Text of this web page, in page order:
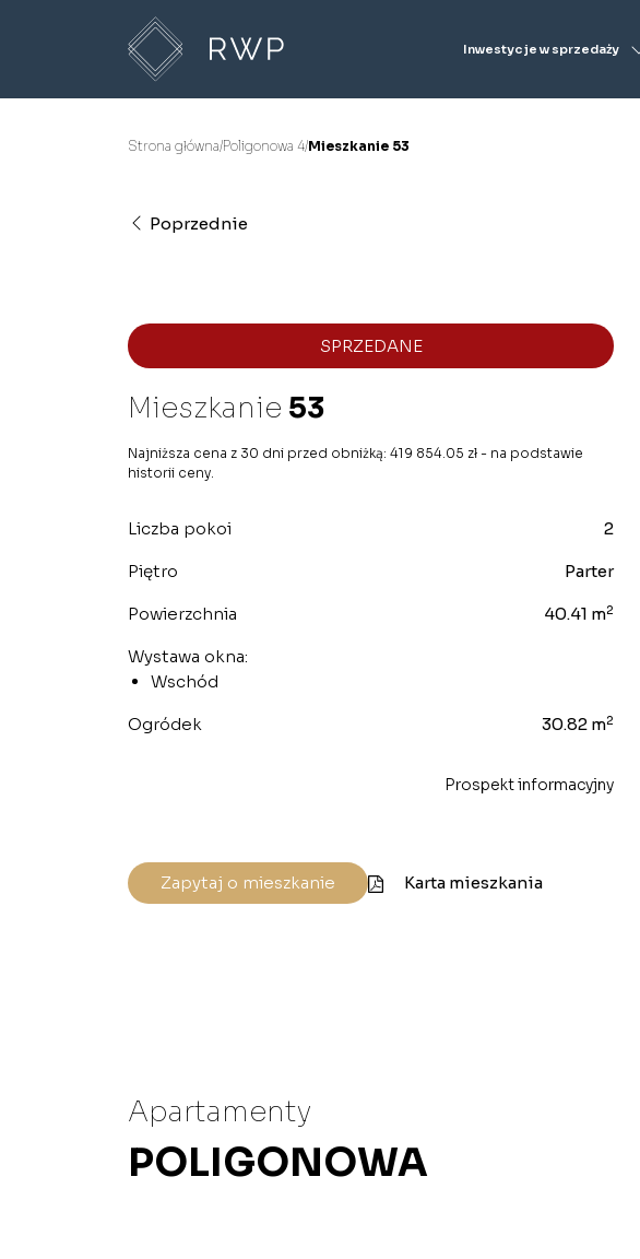
Inwestycje w sprzedaży
Strona główna/Poligonowa 4/Mieszkanie 53
Poprzednie
SPRZEDANE
Mieszkanie 53
Najniższa cena z 30 dni przed obniżką: 419 854.05 zł - na podstawie
historii ceny.
Liczba pokoi 2
Piętro Parter
Powierzchnia 40.41 m2
Wystawa okna:
Wschód
Ogródek 30.82 m2
Prospekt informacyjny
Zapytaj o mieszkanie Karta mieszkania
Apartamenty
POLIGONOWA